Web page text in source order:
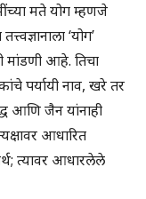
मते योग म्हणजे
‘योग’
मांडणी आहे. तिचा
पर्यायी नाव, खरे तर
आणि जैन यांनाही
आधारित
त्यावर आधारलेले